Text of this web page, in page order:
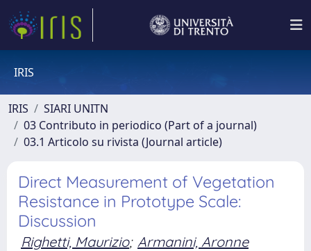
IRIS
IRIS
SIARI UNITN
03 Contributo in periodico (Part of a journal)
03.1 Articolo su rivista (Journal article)
Direct Measurement of Vegetation
Resistance in Prototype Scale:
Discussion
Righetti, Maurizio; Armanini, Aronne